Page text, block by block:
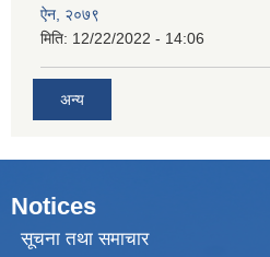
ऐन, २०७९
मिति: 12/22/2022 - 14:06
अन्य
Notices
सूचना तथा समाचार